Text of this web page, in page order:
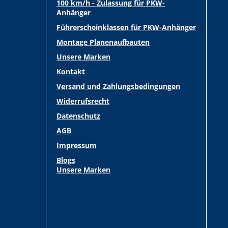
100 km/h - Zulassung für PKW-
Anhänger
Führerscheinklassen für PKW-Anhänger
Montage Planenaufbauten
Unsere Marken
Kontakt
Versand und Zahlungsbedingungen
Widerrufsrecht
Datenschutz
AGB
Impressum
Blogs
Unsere Marken